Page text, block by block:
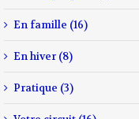
En famille (16)
En hiver (8)
Pratique (3)